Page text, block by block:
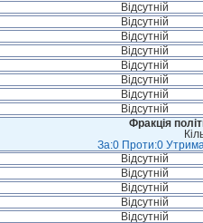
Відсутній
Відсутній
Відсутній
Відсутній
Відсутній
Відсутній
Відсутній
Відсутній
Фракція
За:0 Проти:0
Відсутній
Відсутній
Відсутній
Відсутній
Відсутній